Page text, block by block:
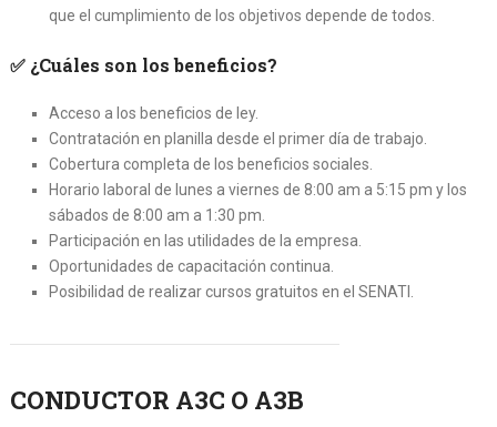
que el cumplimiento de los objetivos depende de todos.
✅ ¿Cuáles son los beneficios?
Acceso a los beneficios de ley.
Contratación en planilla desde el primer día de trabajo.
Cobertura completa de los beneficios sociales.
Horario laboral de lunes a viernes de 8:00 am a 5:15 pm y los
sábados de 8:00 am a 1:30 pm.
Participación en las utilidades de la empresa.
Oportunidades de capacitación continua.
Posibilidad de realizar cursos gratuitos en el SENATI.
CONDUCTOR A3C O A3B